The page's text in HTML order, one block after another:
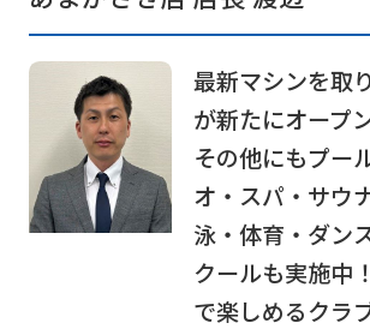
最新マシンを取
が新たにオープ
その他にもプー
オ・スパ・サウ
泳・体育・ダン
クールも実施中
で楽しめるクラ
official
website
is
into
English.
Click